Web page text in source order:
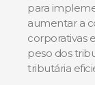
para
aumentar a
corporativas
peso dos
tributária